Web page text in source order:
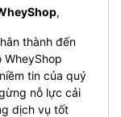
,
thành đến
tin của quý
nỗ lực cải
dịch vụ tốt